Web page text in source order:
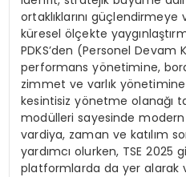
ortaklıklarını
küresel ölçekte
PDKS’den (Personel Devam
performans yönetimine,
zimmet ve varlık
kesintisiz yönetme olanağı
modülleri sayesinde modern
vardiya, zaman ve katılım
yardımcı olurken, TSE 2025
platformlarda da yer alarak